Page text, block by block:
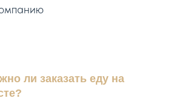
ли заказать еду на